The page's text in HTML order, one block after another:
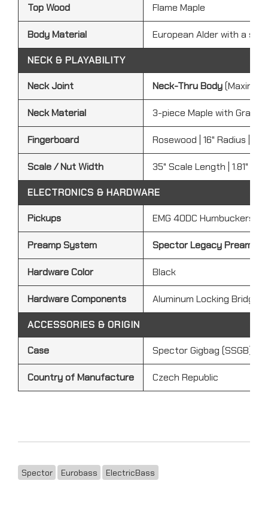
Top Wood Flame Maple
Body Material European Alder with a
NECK & PLAYABILITY
Neck Joint Neck-Thru Body
Neck Material 3-piece Maple with
Fingerboard Rosewood | 16" Radius |
Scale / Nut Width 35" Scale Length | 1.81"
ELECTRONICS & HARDWARE
Pickups EMG 40DC Humbuckers
Preamp System Spector Legacy Preamp
Hardware Color Black
Hardware Components Aluminum Locking Bridge
ACCESSORIES & ORIGIN
Case Spector Gigbag (SSGB)
Country of Manufacture Czech Republic
Spector Eurobass ElectricBass